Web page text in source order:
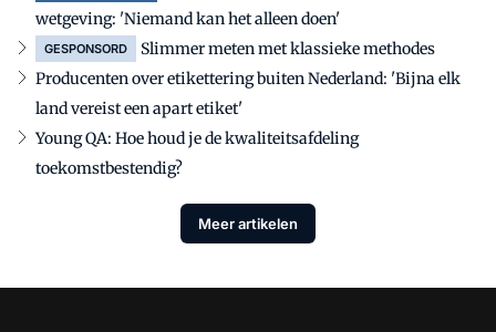
wetgeving: 'Niemand kan het alleen doen'
GESPONSORD
Slimmer meten met klassieke methodes
Producenten over etikettering buiten Nederland: 'Bijna elk
land vereist een apart etiket'
Young QA: Hoe houd je de kwaliteitsafdeling
toekomstbestendig?
Meer artikelen